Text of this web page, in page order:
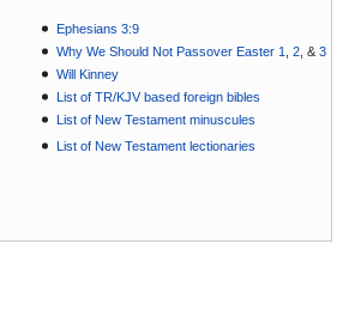
Ephesians 3:9
Why We Should Not Passover Easter 1
,2 , &3
Will Kinney
List of TR/KJV based foreign bibles
List of New Testament minuscules
List of New Testament lectionaries